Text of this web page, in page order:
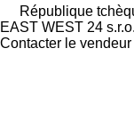
République
EAST WEST 24 s.r.o.
Contacter le vendeur